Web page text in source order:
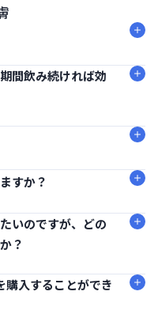
間飲み続ければ効
すか？
いのですが、どの
？
購入することができ